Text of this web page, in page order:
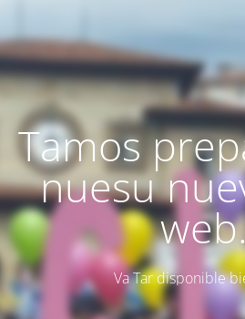
Tamos
nuesu
Va Tar disponible